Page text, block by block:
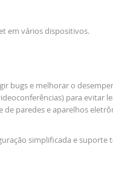
em vários dispositivos.
bugs e melhorar o
para evitar
paredes e aparelhos
simplificada e suporte